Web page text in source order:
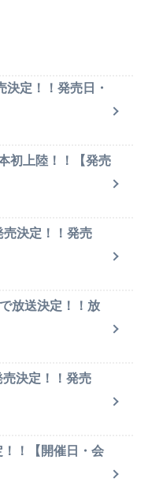
定！！発売日・
初上陸！！【発売
決定！！発売
放送決定！！放
決定！！発売
！【開催日・会